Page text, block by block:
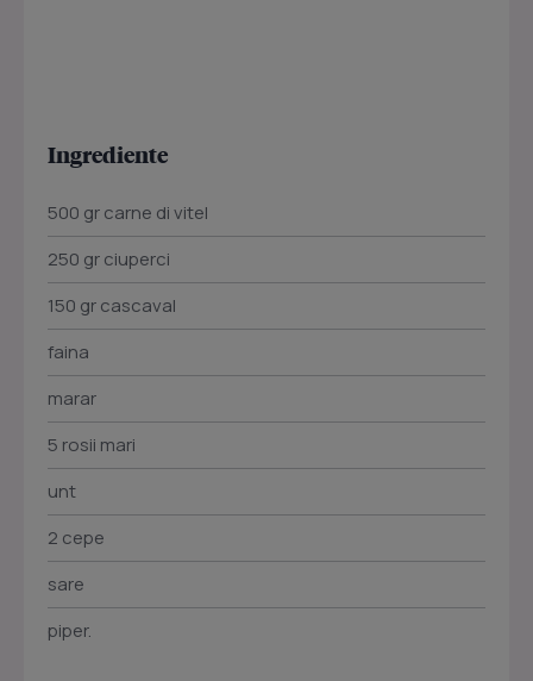
Ingrediente
500 gr carne di vitel
250 gr ciuperci
150 gr cascaval
faina
marar
5 rosii mari
unt
2 cepe
sare
piper.